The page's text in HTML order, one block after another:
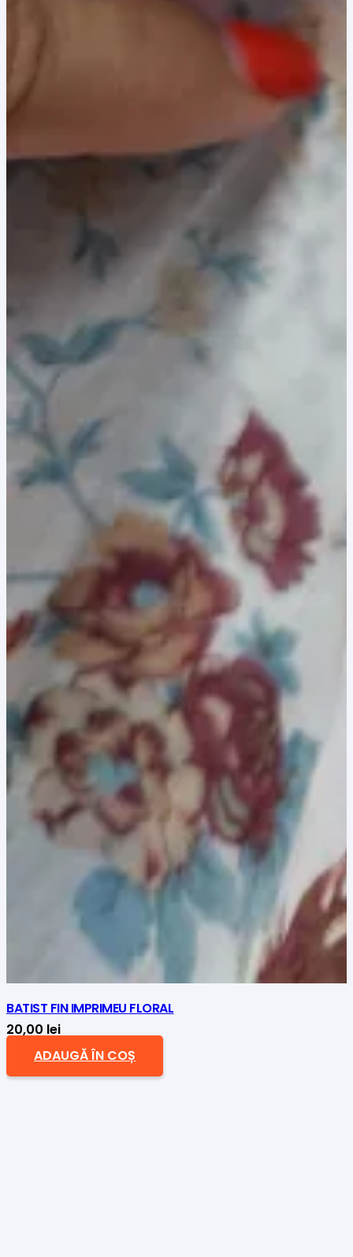
BATIST FIN IMPRIMEU FLORAL
20,00 lei
ADAUGĂ ÎN COȘ